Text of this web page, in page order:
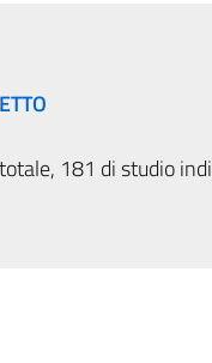
181 di studio